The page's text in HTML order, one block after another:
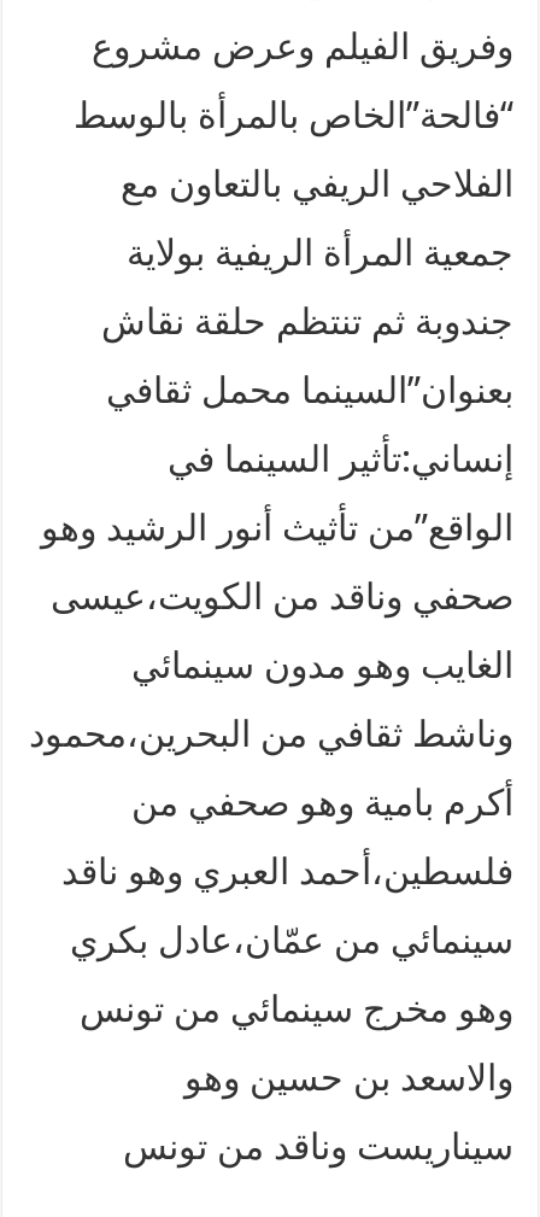
وفريق الفيلم وعرض مشروع
“فالحة”الخاص بالمرأة بالوسط
الفلاحي الريفي بالتعاون مع
جمعية المرأة الريفية بولاية
جندوبة ثم تنتظم حلقة نقاش
بعنوان”السينما محمل ثقافي
إنساني:تأثير السينما في
الواقع”من تأثيث أنور الرشيد وهو
صحفي وناقد من الكويت،عيسى
الغايب وهو مدون سينمائي
وناشط ثقافي من البحرين،محمود
أكرم بامية وهو صحفي من
فلسطين،أحمد العبري وهو ناقد
سينمائي من عمّان،عادل بكري
وهو مخرج سينمائي من تونس
والاسعد بن حسين وهو
سيناريست وناقد من تونس